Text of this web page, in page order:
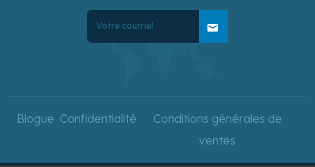
mail
Blogue Confidentialité
Conditions générales de
ventes